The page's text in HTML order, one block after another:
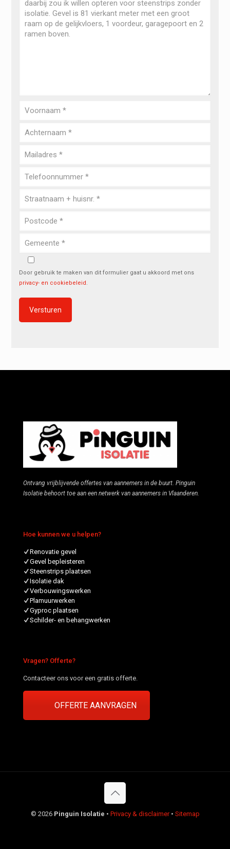
Door gebruik te maken van dit formulier gaat u akkoord met ons
privacy- en cookiebeleid .
Ontvang vrijblijvende offertes van aannemers in de buurt. Pinguin
Isolatie behoort toe aan een netwerk van aannemers in Vlaanderen.
Hoe kunnen we u helpen?
Renovatie gevel
Gevel bepleisteren
Steenstrips plaatsen
Isolatie dak
Verbouwingswerken
Plamuurwerken
Gyproc plaatsen
Schilder- en behangwerken
Vragen? Offerte?
Contacteer ons voor een gratis offerte.
OFFERTE AANVRAGEN
© 2026 Pinguin Isolatie • Privacy & disclaimer• Sitemap